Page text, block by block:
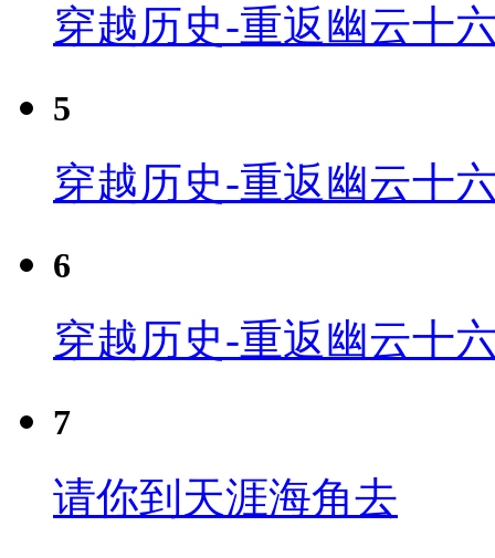
穿越历史-重返幽云十
5
穿越历史-重返幽云十
6
穿越历史-重返幽云十
7
请你到天涯海角去